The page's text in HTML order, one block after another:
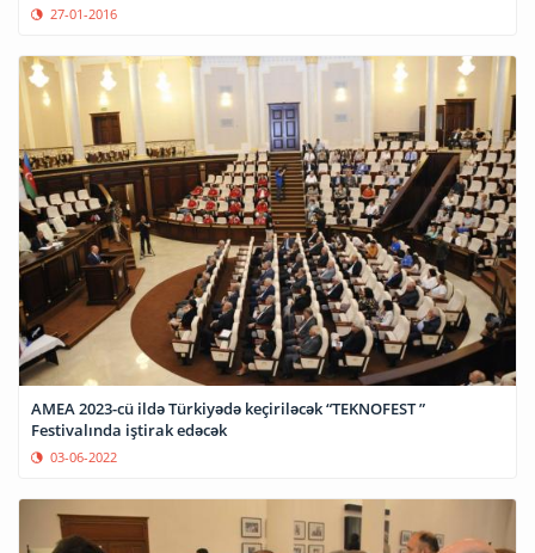
27-01-2016
AMEA 2023-cü ildə Türkiyədə keçiriləcək “TEKNOFEST ”
Festivalında iştirak edəcək
03-06-2022